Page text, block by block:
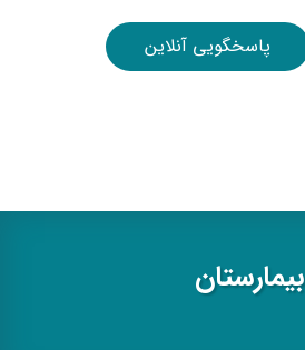
پاسخگویی آنلاین
بيمارستان